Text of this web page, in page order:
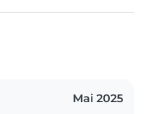
Mai 2025